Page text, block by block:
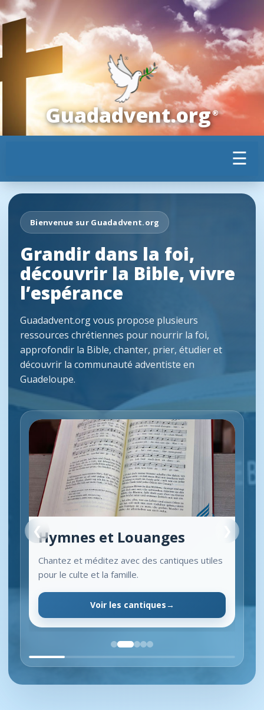
Guadadvent.org®
☰
Bienvenue sur Guadadvent.org
Grandir dans la foi,
découvrir la Bible, vivre
l’espérance
Guadadvent.org vous propose plusieurs
ressources chrétiennes pour nourrir la foi,
approfondir la Bible, chanter, prier, étudier et
découvrir la communauté adventiste en
Guadeloupe.
❮Hymnes et Louanges
Chantez et méditez avec des cantiques utiles
pour le culte et la famille.
Voir les cantiques
❯